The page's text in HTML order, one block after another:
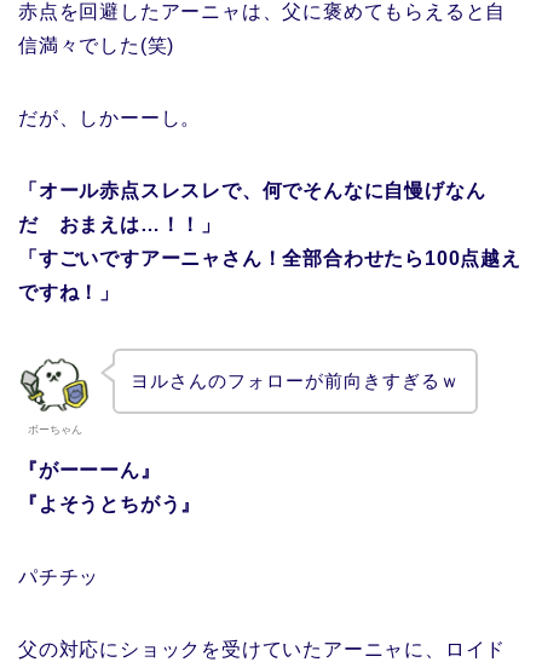
赤点を回避したアーニャは、父に褒めてもらえると自
信満々でした(笑)
だが、しかーーし。
「オール赤点スレスレで、何でそんなに自慢げなん
だ おまえは…！！」
「すごいですアーニャさん！全部合わせたら100点越え
ですね！」
ボーちゃん
ヨルさんのフォローが前向きすぎるｗ
『がーーーん』
『よそうとちがう』
パチチッ
父の対応にショックを受けていたアーニャに、ロイド